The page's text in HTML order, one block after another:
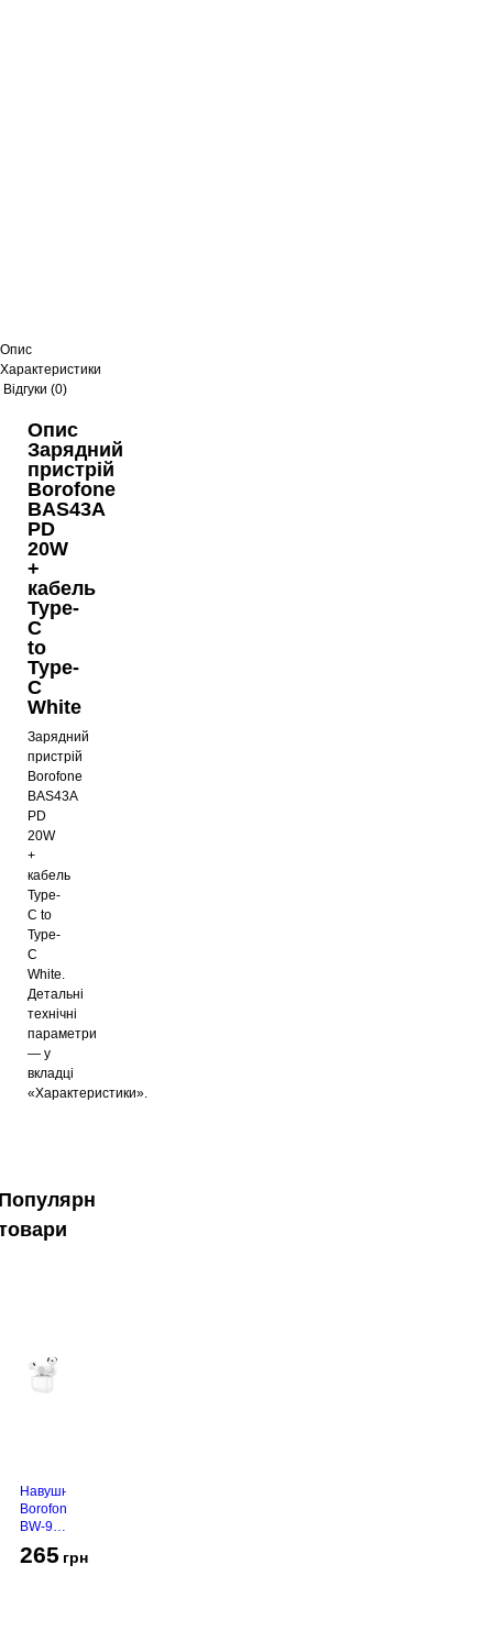
Опис
Характеристики
Відгуки (0)
Опис
Зарядний
пристрій
Borofone
BAS43A
PD
20W
+
кабель
Type-
C
to
Type-
C
White
Зарядний
пристрій
Borofone
BAS43A
PD
20W
+
кабель
Type-
C to
Type-
C
White.
Детальні
технічні
параметри
— у
вкладці
«Характеристики».
Навушники
Borofone
BW-94
265 грн